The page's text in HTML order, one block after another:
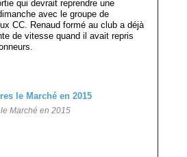
qui devrait reprendre une
avec le groupe de
CC. Renaud formé au club a déjà
de vitesse quand il avait repris
Marché en 2015